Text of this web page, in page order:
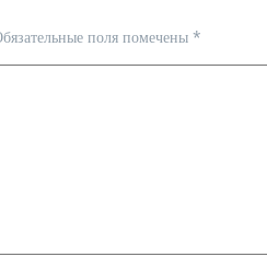
поля помечены *